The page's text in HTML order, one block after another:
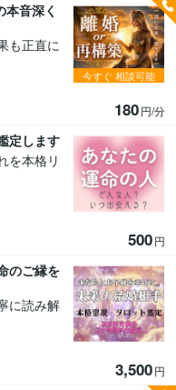
音深く
も正直に
180円/分
今すぐ 相談可能
定します
を本格リ
500円
のご縁を
に読み解
3,500円